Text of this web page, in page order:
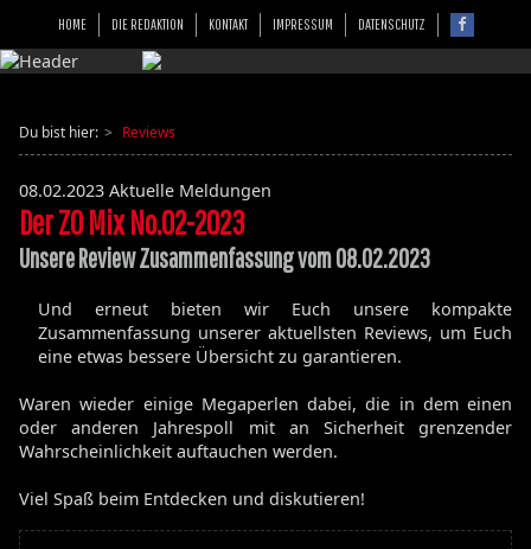
HOME DIE REDAKTION KONTAKT IMPRESSUM DATENSCHUTZ
Du bist hier: Reviews
08.02.2023 Aktuelle Meldungen
Der ZO Mix No.02-2023
Unsere Review Zusammenfassung vom 08.02.2023
Und erneut bieten wir Euch unsere kompakte
Zusammenfassung unserer aktuellsten Reviews, um Euch
eine etwas bessere Übersicht zu garantieren.
Waren wieder einige Megaperlen dabei, die in dem einen
oder anderen Jahrespoll mit an Sicherheit grenzender
Wahrscheinlichkeit auftauchen werden.
Viel Spaß beim Entdecken und diskutieren!